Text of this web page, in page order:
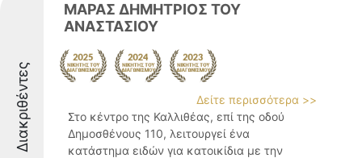
Διακριθέντες
ΜΑΡΑΣ ΔΗΜΗΤΡΙΟΣ ΤΟΥ
ΑΝΑΣΤΑΣΙΟΥ
Δείτε περισσότερα >>
Στο κέντρο της Καλλιθέας, επί της οδού
Δημοσθένους 110, λειτουργεί ένα
κατάστημα ειδών για κατοικίδια με την